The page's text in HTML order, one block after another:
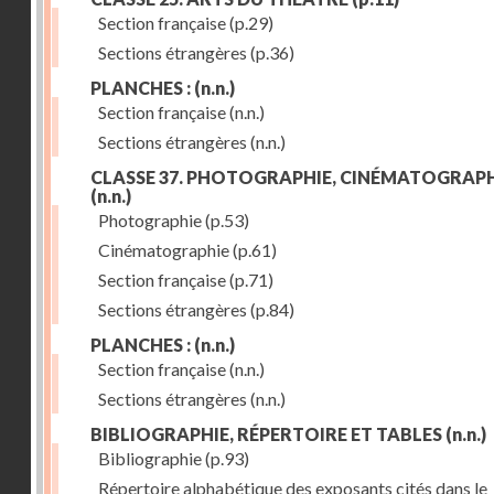
Section française(p.29)
Sections étrangères (p.36)
PLANCHES : (n.n.)
Section française(n.n.)
Sections étrangères (n.n.)
CLASSE 37. PHOTOGRAPHIE,
(n.n.)
Photographie(p.53)
Cinématographie(p.61)
Section française(p.71)
Sections étrangères (p.84)
PLANCHES : (n.n.)
Section française(n.n.)
Sections étrangères (n.n.)
BIBLIOGRAPHIE, RÉPERTOIRE ET TABLES (n.n.)
Bibliographie(p.93)
Répertoire alphabétique des exposants cités dans le